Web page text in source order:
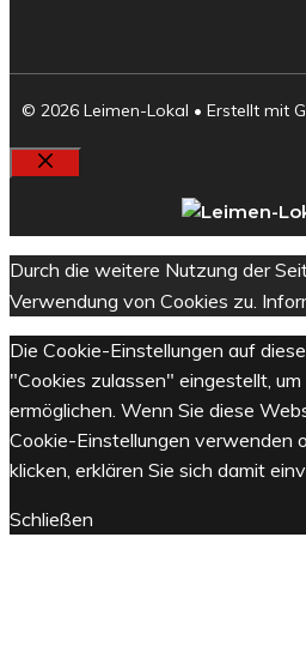
© 2026 Leimen-Lokal • Erstellt mit
Durch die weitere Nutzung der
Verwendung von Cookies zu.
Die Cookie-Einstellungen auf
"Cookies zulassen" eingestellt,
ermöglichen. Wenn Sie diese
Cookie-Einstellungen verwenden
klicken, erklären Sie sich damit
Schließen